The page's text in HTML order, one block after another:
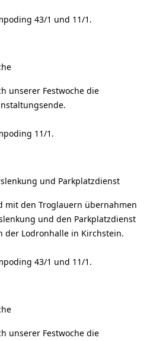
43/1 und 11/1.
unserer Festwoche die
11/1.
und Parkplatzdienst
mit den Troglauern übernahmen
und den Parkplatzdienst
der Lodronhalle in Kirchstein.
43/1 und 11/1.
unserer Festwoche die